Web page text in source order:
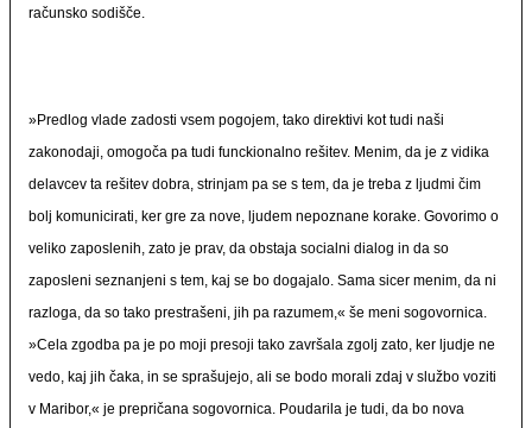
računsko sodišče.
»Predlog vlade zadosti vsem pogojem, tako direktivi kot tudi naši
zakonodaji, omogoča pa tudi funckionalno rešitev. Menim, da je z vidika
delavcev ta rešitev dobra, strinjam pa se s tem, da je treba z ljudmi čim
bolj komunicirati, ker gre za nove, ljudem nepoznane korake. Govorimo o
veliko zaposlenih, zato je prav, da obstaja socialni dialog in da so
zaposleni seznanjeni s tem, kaj se bo dogajalo. Sama sicer menim, da ni
razloga, da so tako prestrašeni, jih pa razumem,« še meni sogovornica.
»Cela zgodba pa je po moji presoji tako završala zgolj zato, ker ljudje ne
vedo, kaj jih čaka, in se sprašujejo, ali se bodo morali zdaj v službo voziti
v Maribor,« je prepričana sogovornica. Poudarila je tudi, da bo nova